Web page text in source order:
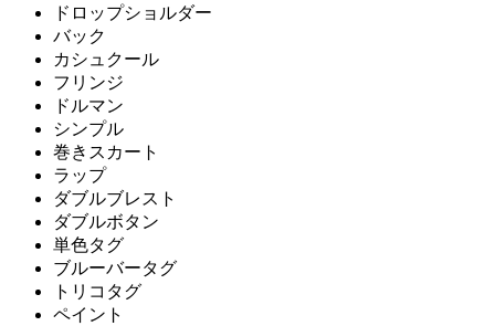
ドロップショルダー
バック
カシュクール
フリンジ
ドルマン
シンプル
巻きスカート
ラップ
ダブルブレスト
ダブルボタン
単色タグ
ブルーバータグ
トリコタグ
ペイント